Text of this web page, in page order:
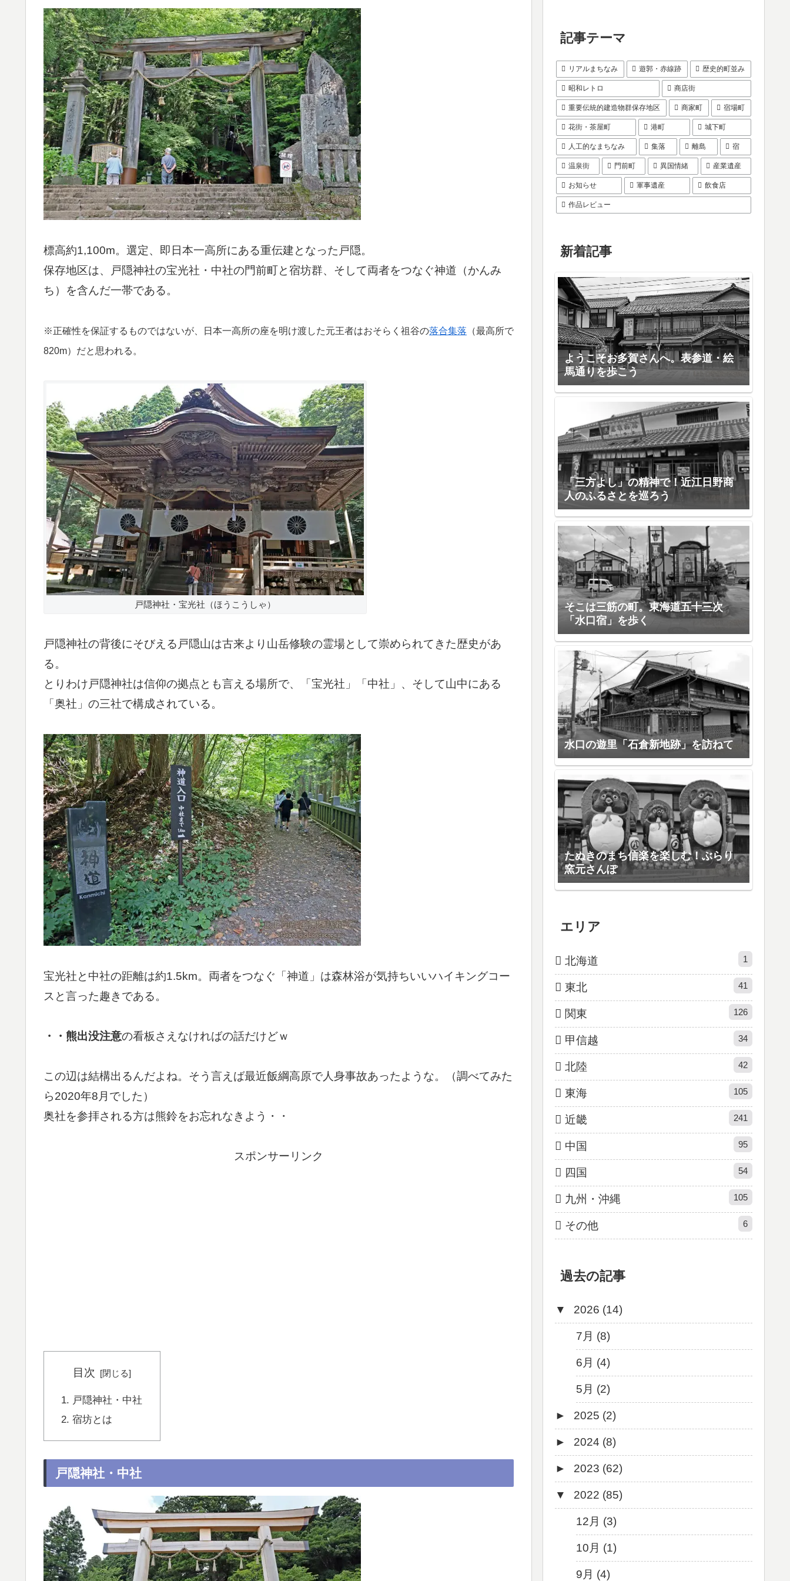
標高約1,100m。選定、即日本一高所にある重伝建となった戸隠。
保存地区は、戸隠神社の宝光社・中社の門前町と宿坊群、そして両者をつなぐ神道（かんみ
ち）を含んだ一帯である。
※正確性を保証するものではないが、日本一高所の座を明け渡した元王者はおそらく祖谷の落合集落 （最高所で
820m）だと思われる。
戸隠神社・宝光社（ほうこうしゃ）
戸隠神社の背後にそびえる戸隠山は古来より山岳修験の霊場として崇められてきた歴史があ
る。
とりわけ戸隠神社は信仰の拠点とも言える場所で、「宝光社」「中社」、そして山中にある
「奥社」の三社で構成されている。
宝光社と中社の距離は約1.5km。両者をつなぐ「神道」は森林浴が気持ちいいハイキングコー
スと言った趣きである。
・・熊出没注意の看板さえなければの話だけどｗ
この辺は結構出るんだよね。そう言えば最近飯綱高原で人身事故あったような。（調べてみた
ら2020年8月でした）
奥社を参拝される方は熊鈴をお忘れなきよう・・
スポンサーリンク
目次
戸隠神社・中社
宿坊とは
戸隠神社・中社
記事テーマ
リアルまちなみ 遊郭・赤線跡 歴史的町並み
昭和レトロ 商店街
重要伝統的建造物群保存地区 商家町 宿場町
花街・茶屋町 港町 城下町
人工的なまちなみ 集落 離島 宿
温泉街 門前町 異国情緒 産業遺産
お知らせ 軍事遺産 飲食店
作品レビュー
新着記事
ようこそお多賀さんへ。表参道・絵
馬通りを歩こう
「三方よし」の精神で！近江日野商
人のふるさとを巡ろう
そこは三筋の町。東海道五十三次
「水口宿」を歩く
水口の遊里「石倉新地跡」を訪ねて
たぬきのまち信楽を楽しむ！ぶらり
窯元さんぽ
エリア
北海道 1
東北 41
関東 126
甲信越 34
北陸 42
東海 105
近畿 241
中国 95
四国 54
九州・沖縄 105
その他 6
過去の記事
▼ 2026 (14)
7月 (8)
6月 (4)
5月 (2)
► 2025 (2)
12月 (1)
6月 (1)
► 2024 (8)
8月 (1)
7月 (1)
5月 (2)
4月 (3)
3月 (1)
► 2023 (62)
9月 (1)
8月 (1)
7月 (8)
6月 (5)
▼ 2022 (85)
12月 (3)
10月 (1)
9月 (4)